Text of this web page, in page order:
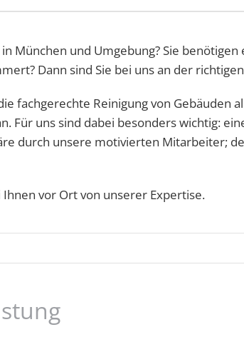
München und Umgebung? Sie
Dann sind Sie bei uns an der
fachgerechte Reinigung von Gebäuden
uns sind dabei besonders wichtig:
durch unsere motivierten Mitarbeiter;
vor Ort von unserer Expertise.